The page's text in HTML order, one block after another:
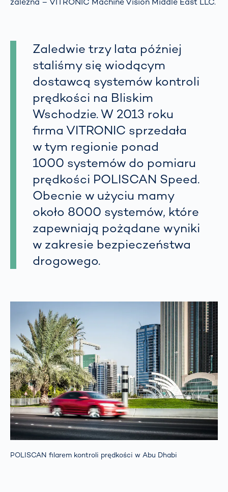
Zaledwie trzy lata później
staliśmy się wiodącym
dostawcą systemów kontroli
prędkości na Bliskim
Wschodzie. W 2013 roku
firma VITRONIC sprzedała
w tym regionie ponad
1000 systemów do pomiaru
prędkości POLISCAN Speed.
Obecnie w użyciu mamy
około 8000 systemów, które
zapewniają pożądane wyniki
w zakresie bezpieczeństwa
drogowego.
POLISCAN filarem kontroli prędkości w Abu Dhabi